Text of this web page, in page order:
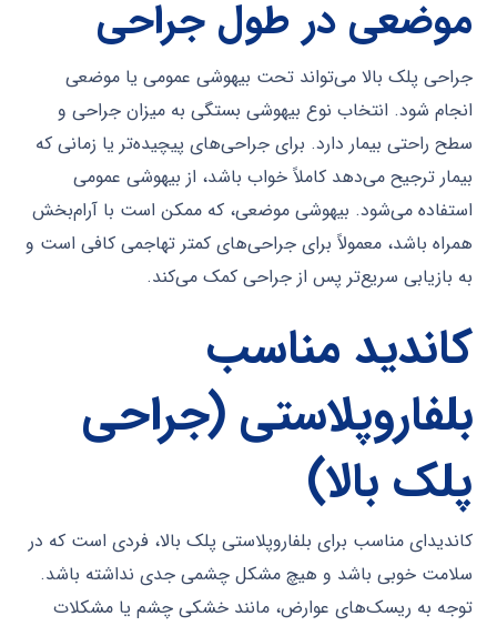
موضعی در طول جراحی
جراحی پلک بالا می‌تواند تحت بیهوشی عمومی یا موضعی
انجام شود. انتخاب نوع بیهوشی بستگی به میزان جراحی و
سطح راحتی بیمار دارد. برای جراحی‌های پیچیده‌تر یا زمانی که
بیمار ترجیح می‌دهد کاملاً خواب باشد، از بیهوشی عمومی
استفاده می‌شود. بیهوشی موضعی، که ممکن است با آرام‌بخش
همراه باشد، معمولاً برای جراحی‌های کمتر تهاجمی کافی است و
به بازیابی سریع‌تر پس از جراحی کمک می‌کند.
کاندید مناسب
بلفاروپلاستی (جراحی
پلک بالا)
کاندیدای مناسب برای بلفاروپلاستی پلک بالا، فردی است که در
سلامت خوبی باشد و هیچ مشکل چشمی جدی نداشته باشد.
توجه به ریسک‌های عوارض، مانند خشکی چشم یا مشکلات